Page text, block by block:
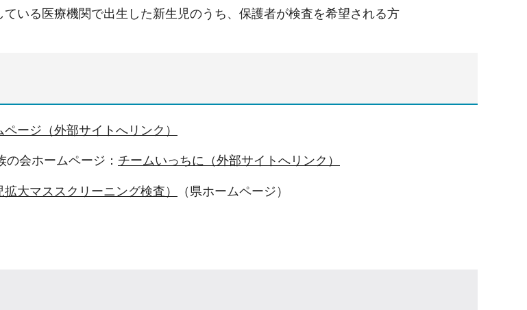
いる医療機関で出生した新生児のうち、保護者が検査を希望される方
ージ（外部サイトへリンク）
の会ホームページ： チームいっちに（外部サイトへリンク）
大マススクリーニング検査） （県ホームページ）